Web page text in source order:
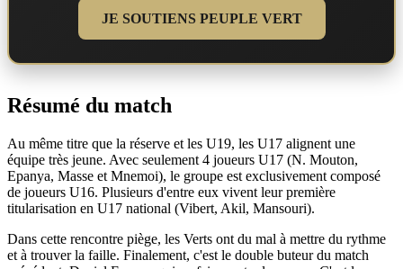
JE SOUTIENS PEUPLE VERT
Résumé du match
Au même titre que la réserve et les U19, les U17 alignent une
équipe très jeune. Avec seulement 4 joueurs U17 (N. Mouton,
Epanya, Masse et Mnemoi), le groupe est exclusivement composé
de joueurs U16. Plusieurs d'entre eux vivent leur première
titularisation en U17 national (Vibert, Akil, Mansouri).
Dans cette rencontre piège, les Verts ont du mal à mettre du rythme
et à trouver la faille. Finalement, c'est le double buteur du match